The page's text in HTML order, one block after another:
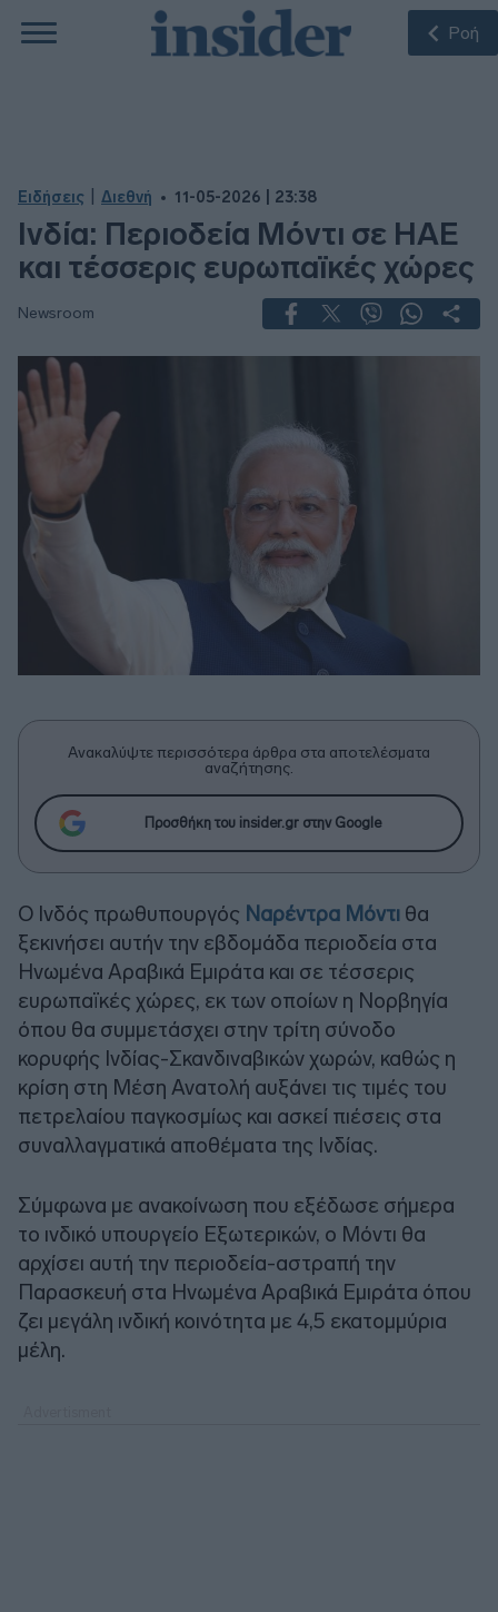
Ροή
Ειδήσεις Διεθνή 11-05-2026 | 23:38
Ινδία: Περιοδεία Μόντι σε ΗΑΕ
και τέσσερις ευρωπαϊκές χώρες
Newsroom
Ανακαλύψτε περισσότερα άρθρα στα αποτελέσματα
αναζήτησης.
Προσθήκη του insider.gr στην Google
Ο Ινδός πρωθυπουργός Ναρέντρα Μόντι θα
ξεκινήσει αυτήν την εβδομάδα περιοδεία στα
Ηνωμένα Αραβικά Εμιράτα και σε τέσσερις
ευρωπαϊκές χώρες, εκ των οποίων η Νορβηγία
όπου θα συμμετάσχει στην τρίτη σύνοδο
κορυφής Ινδίας-Σκανδιναβικών χωρών, καθώς η
κρίση στη Μέση Ανατολή αυξάνει τις τιμές του
πετρελαίου παγκοσμίως και ασκεί πιέσεις στα
συναλλαγματικά αποθέματα της Ινδίας.
Σύμφωνα με ανακοίνωση που εξέδωσε σήμερα
το ινδικό υπουργείο Εξωτερικών, ο Μόντι θα
αρχίσει αυτή την περιοδεία-αστραπή την
Παρασκευή στα Ηνωμένα Αραβικά Εμιράτα όπου
ζει μεγάλη ινδική κοινότητα με 4,5 εκατομμύρια
μέλη.